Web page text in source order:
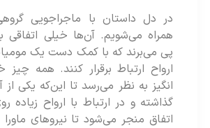
در دل داستان با ماجراجویی
همراه می‌شویم. آن‌ها خیلی اتفاقی
پی می‌برند که با کمک دست یک
ارواح ارتباط برقرار کنند. همه
انگیز به نظر می‌رسد تا این‌که یکی از
گذاشته و در ارتباط با ارواح زیاده
اتفاق منجر می‌شود تا نیروهای ماورا